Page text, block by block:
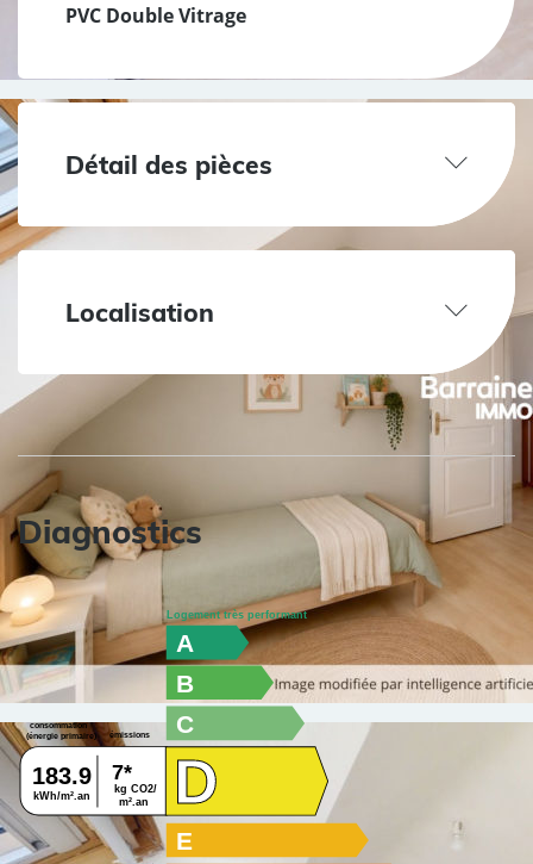
PVC Double Vitrage
Détail des pièces
Localisation
Diagnostics
consommation
(énergie primaire) émissions
kg CO2/
m².an
kWh/m².an
183.9 7*
E
D
C
B
A
Logement très performant